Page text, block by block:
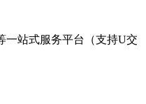
一站式服务平台（支持U交